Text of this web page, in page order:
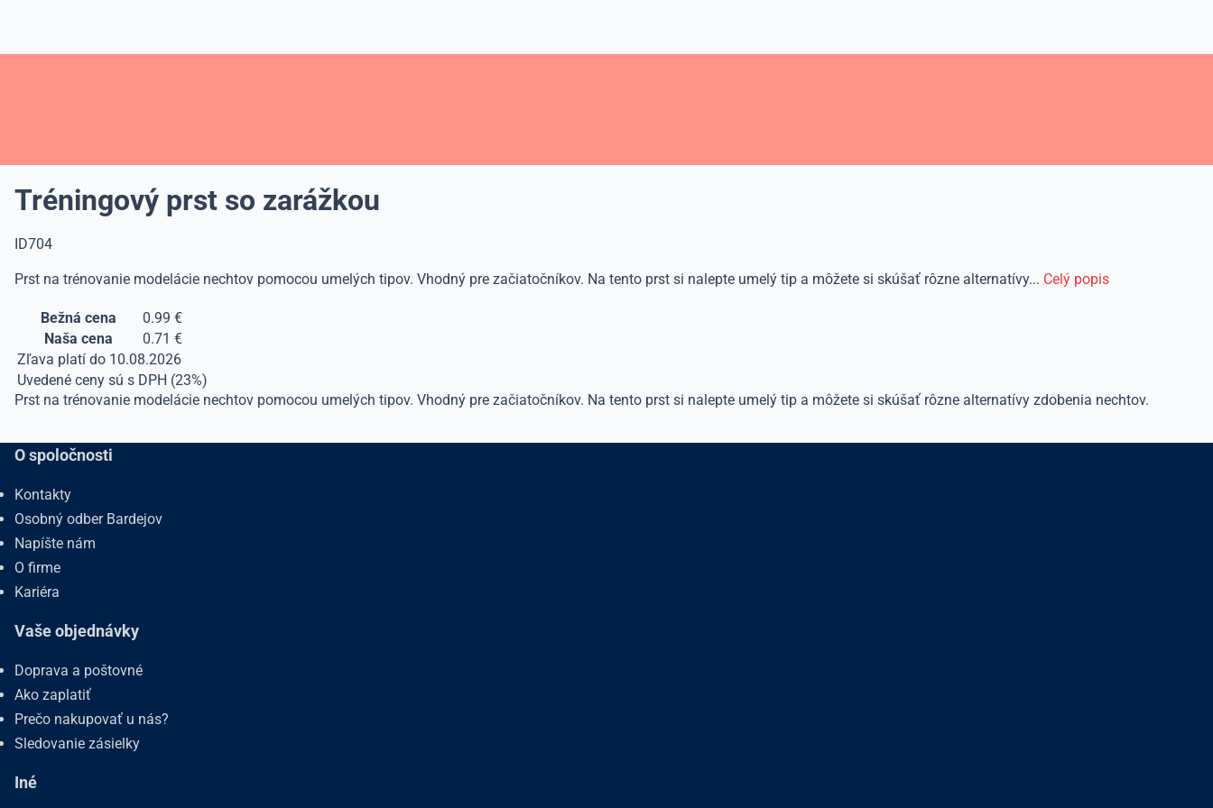
Tréningový prst so zarážkou
ID704
Prst na trénovanie modelácie nechtov pomocou umelých tipov. Vhodný pre začiatočníkov. Na tento prst si nalepte umelý tip a môžete si skúšať rôzne alternatívy... Celý popis
Bežná cena
0.99 €
Naša cena
0.71 €
Zľava platí do 10.08.2026
Uvedené ceny sú s DPH (23%)
Prst na trénovanie modelácie nechtov pomocou umelých tipov. Vhodný pre začiatočníkov. Na tento prst si nalepte umelý tip a môžete si skúšať rôzne alternatívy zdobenia nechtov.
O spoločnosti
Kontakty
Osobný odber Bardejov
Napíšte nám
O firme
Kariéra
Vaše objednávky
Doprava a poštovné
Ako zaplatiť
Prečo nakupovať u nás?
Sledovanie zásielky
Iné